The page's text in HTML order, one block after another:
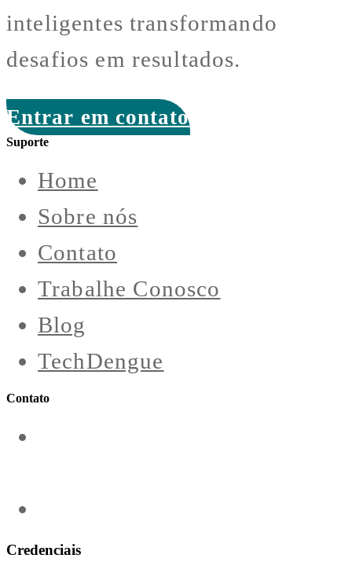
inteligentes transformando
desafios em resultados.
Entrar em contato
Suporte
Home
Sobre nós
Contato
Trabalhe Conosco
Blog
TechDengue
Contato
Credenciais